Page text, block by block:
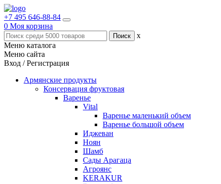
+7 495 646-88-84
0 Моя корзина
x
Меню каталога
Меню сайта
Вход / Регистрация
Армянские продукты
Консервация фруктовая
Варенье
Vital
Варенье маленький объем
Варенье большой объем
Иджеван
Ноян
Шамб
Сады Арагаца
Агроянс
KERAKUR